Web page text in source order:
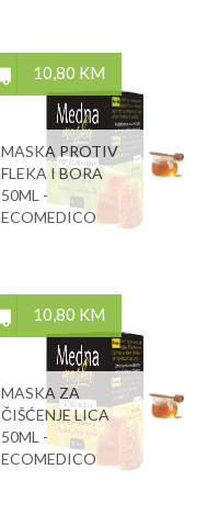
10,80 KM
MASKA PROTIV
FLEKA I BORA
50ML -
ECOMEDICO
10,80 KM
MASKA ZA
ČIŠĆENJE LICA
50ML -
ECOMEDICO